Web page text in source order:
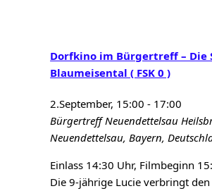
Dorfkino im Bürgertreff – Die
Blaumeisental ( FSK 0 )
2.September, 15:00 - 17:00
Bürgertreff Neuendettelsau
Neuendettelsau, Bayern,
Einlass 14:30 Uhr, Filmbeginn
Die 9-jährige Lucie verbringt